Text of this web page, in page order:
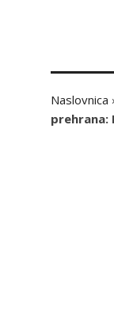
Naslovnica
prehrana: